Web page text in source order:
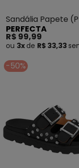
Sandália Papete
em Tecido
PERFECTA
R$ 99,99
ou 3x de R$ 33,33
-50%